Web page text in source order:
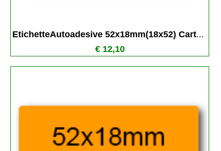
EtichetteAutoadesive 52x18mm(18x52) Cart...
€ 12,10